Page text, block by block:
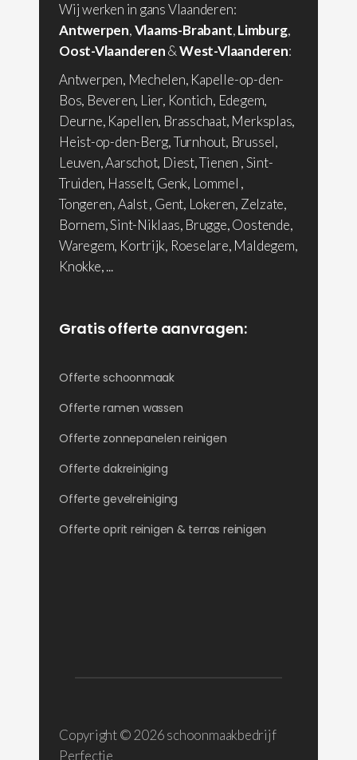
Wij werken in gans Vlaanderen:
Antwerpen,Vlaams-Brabant,Limburg,
Oost-Vlaanderen&West-Vlaanderen:
Antwerpen, Mechelen, Kapelle-op-den-
Bos, Beveren, Lier, Kontich, Edegem,
Deurne, Kapellen, Brasschaat, Merksplas,
Heist-op-den-Berg, Turnhout, Brussel,
Leuven, Aarschot, Diest, Tienen , Sint-
Truiden, Hasselt, Genk, Lommel ,
Tongeren, Aalst , Gent, Lokeren, Zelzate,
Bornem, Sint-Niklaas, Brugge, Oostende,
Waregem, Kortrijk, Roeselare, Maldegem,
Knokke, ...
Gratis offerte aanvragen:
Offerte schoonmaak
Offerte ramen wassen
Offerte zonnepanelen reinigen
Offerte dakreiniging
Offerte gevelreiniging
Offerte oprit reinigen & terras reinigen
Copyright © 2026 schoonmaakbedrijf
Perfectie